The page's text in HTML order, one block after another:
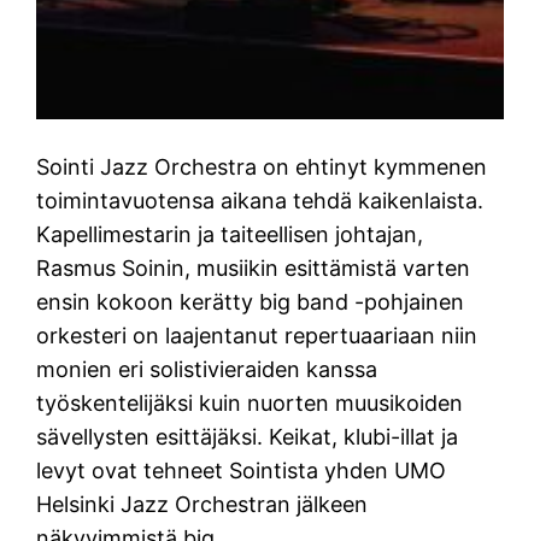
Sointi Jazz Orchestra on ehtinyt kymmenen
toimintavuotensa aikana tehdä kaikenlaista.
Kapellimestarin ja taiteellisen johtajan,
Rasmus Soinin, musiikin esittämistä varten
ensin kokoon kerätty big band -pohjainen
orkesteri on laajentanut repertuaariaan niin
monien eri solistivieraiden kanssa
työskentelijäksi kuin nuorten muusikoiden
sävellysten esittäjäksi. Keikat, klubi-illat ja
levyt ovat tehneet Sointista yhden UMO
Helsinki Jazz Orchestran jälkeen